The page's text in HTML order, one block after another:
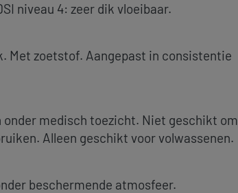
niveau 4: zeer dik vloeibaar.
Met zoetstof. Aangepast in consistentie
medisch toezicht. Niet geschikt om
Alleen geschikt voor volwassenen.
beschermende atmosfeer.